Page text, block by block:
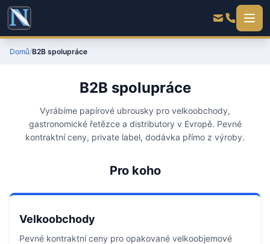
Domů/B2B spolupráce
B2B spolupráce
Vyrábíme papírové ubrousky pro velkoobchody,
gastronomické řetězce a distributory v Evropě. Pevné
kontraktní ceny, private label, dodávka přímo z výroby.
Pro koho
Velkoobchody
Pevné kontraktní ceny pro opakované velkoobjemové